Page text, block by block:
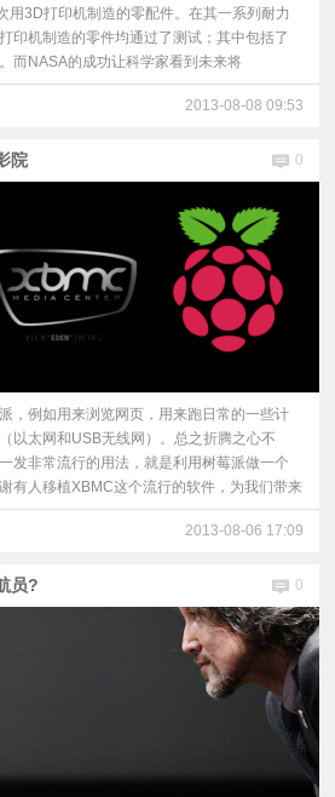
用3D打印机制造的零配件。在其一系列耐力
印机制造的零件均通过了测试；其中包括了
而NASA的成功让科学家看到未来将
2013-08-08 09:53
院 0
，例如用来浏览网页，用来跑日常的一些计
以太网和USB无线网）。总之折腾之心不
发非常流行的用法，就是利用树莓派做一个
有人移植XBMC这个流行的软件，为我们带来
2013-08-06 17:09
员? 0